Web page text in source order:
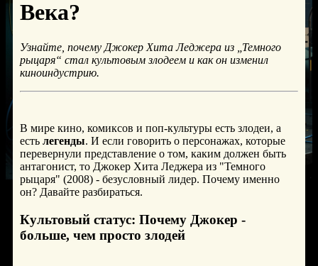
© 2026
Века?
Узнайте, почему Джокер Хита Леджера из „Темного
рыцаря“ стал культовым злодеем и как он изменил
киноиндустрию.
В мире кино, комиксов и поп-культуры есть злодеи, а
есть легенды. И если говорить о персонажах, которые
перевернули представление о том, каким должен быть
антагонист, то Джокер Хита Леджера из "Темного
рыцаря" (2008) - безусловный лидер. Почему именно
он? Давайте разбираться.
Культовый статус: Почему Джокер -
больше, чем просто злодей